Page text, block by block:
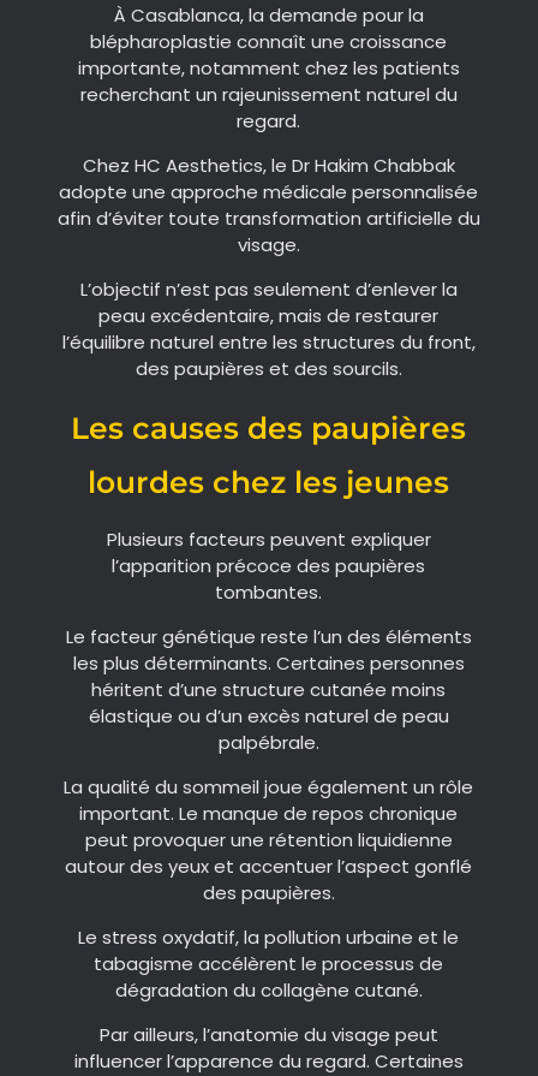
À Casablanca, la demande pour la
blépharoplastie connaît une croissance
importante, notamment chez les patients
recherchant un rajeunissement naturel du
regard.
Chez HC Aesthetics, le Dr Hakim Chabbak
adopte une approche médicale personnalisée
afin d’éviter toute transformation artificielle du
visage.
L’objectif n’est pas seulement d’enlever la
peau excédentaire, mais de restaurer
l’équilibre naturel entre les structures du front,
des paupières et des sourcils.
Les causes des paupières
lourdes chez les jeunes
Plusieurs facteurs peuvent expliquer
l’apparition précoce des paupières
tombantes.
Le facteur génétique reste l’un des éléments
les plus déterminants. Certaines personnes
héritent d’une structure cutanée moins
élastique ou d’un excès naturel de peau
palpébrale.
La qualité du sommeil joue également un rôle
important. Le manque de repos chronique
peut provoquer une rétention liquidienne
autour des yeux et accentuer l’aspect gonflé
des paupières.
Le stress oxydatif, la pollution urbaine et le
tabagisme accélèrent le processus de
dégradation du collagène cutané.
Par ailleurs, l’anatomie du visage peut
influencer l’apparence du regard. Certaines